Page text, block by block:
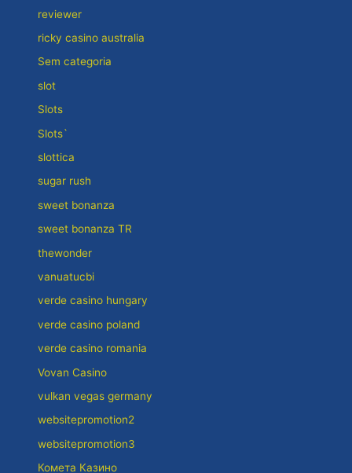
reviewer
ricky casino australia
Sem categoria
slot
Slots
Slots`
slottica
sugar rush
sweet bonanza
sweet bonanza TR
thewonder
vanuatucbi
verde casino hungary
verde casino poland
verde casino romania
Vovan Casino
vulkan vegas germany
websitepromotion2
websitepromotion3
Комета Казино